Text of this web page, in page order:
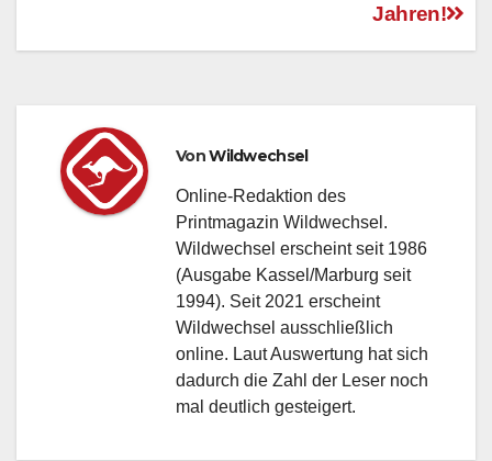
Jahren!
VonWildwechsel
Online-Redaktion des
Printmagazin Wildwechsel.
Wildwechsel erscheint seit 1986
(Ausgabe Kassel/Marburg seit
1994). Seit 2021 erscheint
Wildwechsel ausschließlich
online. Laut Auswertung hat sich
dadurch die Zahl der Leser noch
mal deutlich gesteigert.